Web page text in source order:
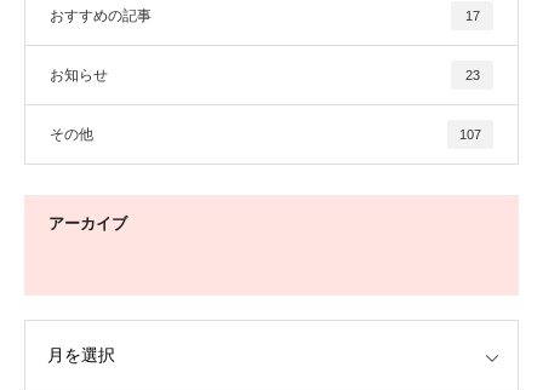
おすすめの記事 17
お知らせ 23
その他 107
アーカイブ